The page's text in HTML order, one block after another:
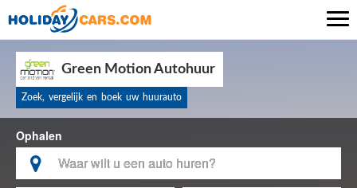
Green Motion Autohuur
Zoek, vergelijk en boek uw huurauto
Ophalen

